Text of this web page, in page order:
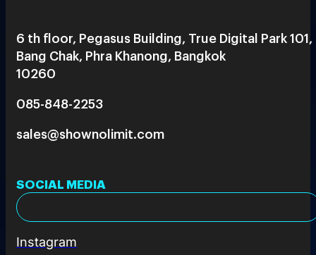
6 th floor, Pegasus Building, True Digital Park 101,
Bang Chak, Phra Khanong, Bangkok
10260
085-848-2253
sales@shownolimit.com
SOCIAL MEDIA
Instagram